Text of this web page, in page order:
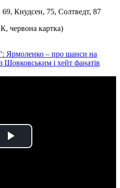
Кнудсен, 75, Солтведт, 87
червона картка)
Ярмоленко – про шанси на
Шовковським і хейт фанатів
Play